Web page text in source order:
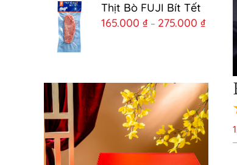
Thịt Bò FUJI Bít Tết
165.000 ₫ – 275.000 ₫